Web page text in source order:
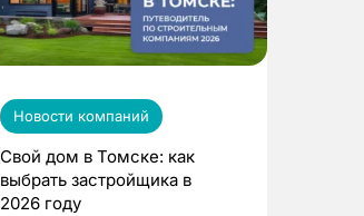
Новости компаний
Свой дом в Томске: как
выбрать застройщика в
2026 году